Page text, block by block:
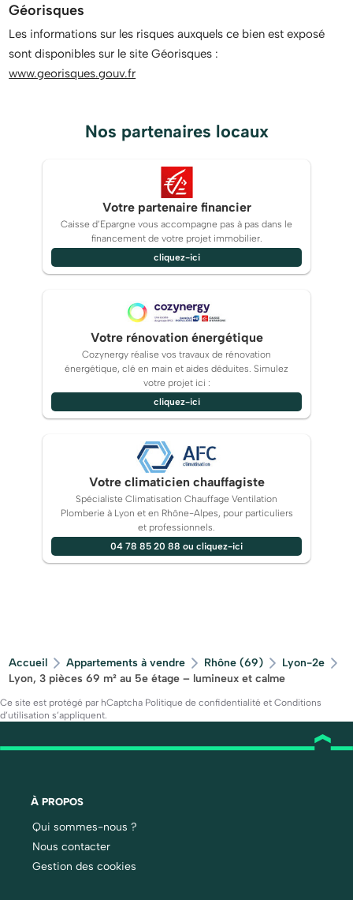
Géorisques
Les informations sur les risques auxquels ce bien est exposé
sont disponibles sur le site Géorisques :
www.georisques.gouv.fr
Nos partenaires locaux
Votre partenaire financier
Caisse d’Epargne vous accompagne pas à pas dans le
financement de votre projet immobilier.
cliquez-ici
Votre rénovation énergétique
Cozynergy réalise vos travaux de rénovation
énergétique, clé en main et aides déduites. Simulez
votre projet ici :
cliquez-ici
Votre climaticien chauffagiste
Spécialiste Climatisation Chauffage Ventilation
Plomberie à Lyon et en Rhône-Alpes, pour particuliers
et professionnels.
04 78 85 20 88 ou cliquez-ici
Accueil Appartements à vendre Rhône (69)
Lyon-2e
Lyon, 3 pièces 69 m² au 5e étage – lumineux et calme
Ce site est protégé par hCaptcha Politique de confidentialité et Conditions
d’utilisation s’appliquent.
À PROPOS
Qui sommes-nous ?
Nous contacter
Gestion des cookies